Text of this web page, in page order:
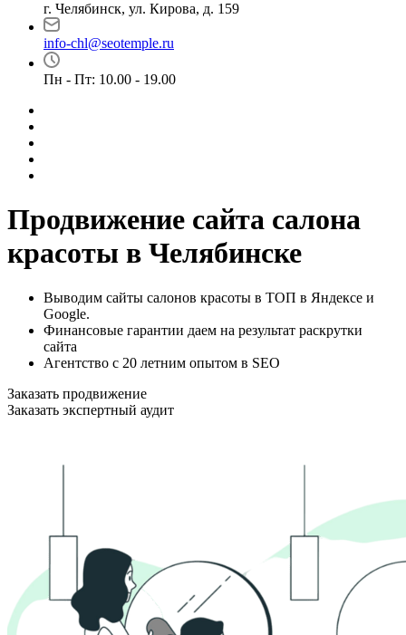
г. Челябинск, ул. Кирова, д. 159
info-chl@seotemple.ru
Пн - Пт: 10.00 - 19.00
Продвижение сайта салона
красоты в Челябинске
Выводим сайты салонов красоты в ТОП в Яндексе и
Google.
Финансовые гарантии даем на результат раскрутки
сайта
Агентство с 20 летним опытом в SEO
Заказать продвижение
Заказать экспертный аудит